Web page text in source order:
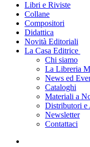
Libri e Riviste
Collane
Compositori
Didattica
Novità Editoriali
La Casa Editrice
Chi siamo
La Libreria
News ed
Cataloghi
Materiali a
Distributori e
Newsletter
Contattaci